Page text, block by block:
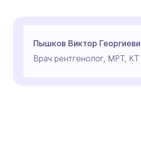
Пышков Виктор
Врач рентгенолог, МРТ, КТ